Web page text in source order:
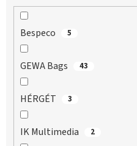
Bespeco 5
GEWA Bags 43
HÉRGÉT 3
IK Multimedia 2